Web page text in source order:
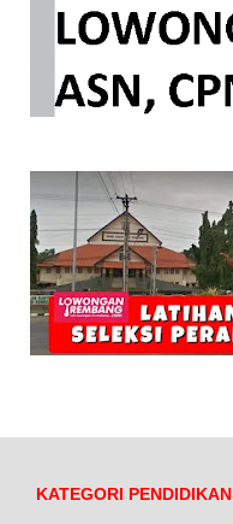
KATEGORI PENDIDIKAN